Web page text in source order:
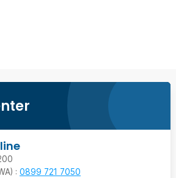
: 0899 721 7050